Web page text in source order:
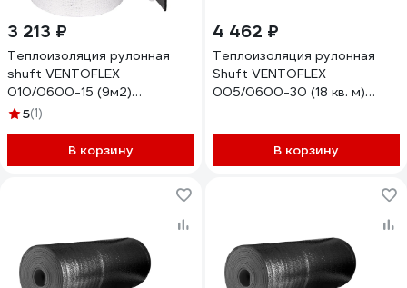
3 213 ₽
Теплоизоляция рулонная
shuft VENTOFLEX
010/0600-15 (9м2)
НС-1618024
5(1)
В корзину
4 462 ₽
Теплоизоляция рулонная
Shuft VENTOFLEX
005/0600-30 (18 кв. м)
В корзину